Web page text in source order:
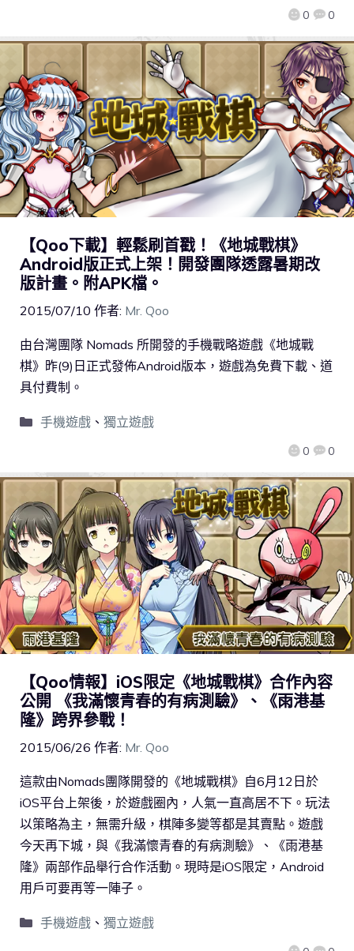
0 0
【Qoo下載】輕鬆刷首戳！《地城戰棋》
Android版正式上架！開發團隊透露暑期改
版計畫。附APK檔。
2015/07/10 作者: Mr. Qoo
0 0
由台灣團隊 Nomads 所開發的手機戰略遊戲《地城戰
棋》昨(9)日正式發佈Android版本，遊戲為免費下載、道
具付費制。
手機遊戲、 獨立遊戲
【Qoo情報】iOS限定《地城戰棋》合作內容
公開 《我滿懷青春的有病測驗》、《雨港基
隆》跨界參戰！
2015/06/26 作者: Mr. Qoo
這款由Nomads團隊開發的《地城戰棋》自6月12日於
iOS平台上架後，於遊戲圈內，人氣一直高居不下。玩法
以策略為主，無需升級，棋陣多變等都是其賣點。遊戲
今天再下城，與《我滿懷青春的有病測驗》、《雨港基
隆》兩部作品舉行合作活動。現時是iOS限定，Android
用戶可要再等一陣子。
手機遊戲、 獨立遊戲